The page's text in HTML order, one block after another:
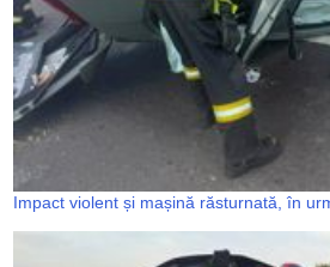
Impact violent și mașină răsturnată, în